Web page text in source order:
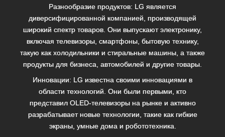
Разнообразие продуктов: LG является
диверсифицированной компанией, производящей
широкий спектр товаров. Они выпускают электронику,
включая телевизоры, смартфоны, бытовую технику,
такую как холодильники и стиральные машины, а также
продукты для бизнеса, автомобилей и другие товары.
Инновации: LG известна своими инновациями в
области технологий. Они были первыми, кто
представил OLED-телевизоры на рынке и активно
разрабатывает новые технологии, такие как гибкие
экраны, умные дома и робототехника.